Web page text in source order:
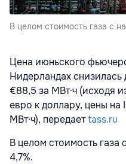
В целом стоимость газа с
Цена июньского
Нидерландах снизилась
€88,5 за МВт·ч (исходя
евро к доллару, цены на
МВт·ч), передаетtass.ru
В целом стоимость газа
4,7%.